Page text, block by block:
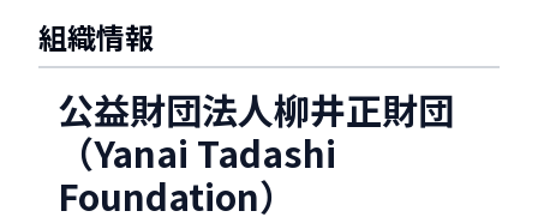
組織情報
公益財団法人柳井正財団
（Yanai Tadashi
Foundation）